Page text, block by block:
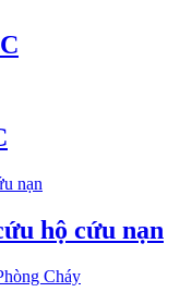
hộ cứu nạn